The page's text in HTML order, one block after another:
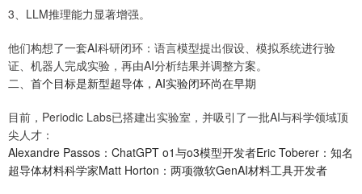
3、LLM推理能力显著增强。
他们构想了一套AI科研闭环：语言模型提出假设、模拟系统进行验
证、机器人完成实验，再由AI分析结果并调整方案。
二、首个目标是新型超导体，AI实验闭环尚在早期
目前，Periodic Labs已搭建出实验室，并吸引了一批AI与科学领域顶
尖人才：
Alexandre Passos：ChatGPT o1与o3模型开发者Eric Toberer：知名
超导体材料科学家Matt Horton：两项微软GenAI材料工具开发者